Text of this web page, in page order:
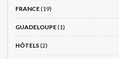
FRANCE(19)
GUADELOUPE(1)
HÔTELS(2)